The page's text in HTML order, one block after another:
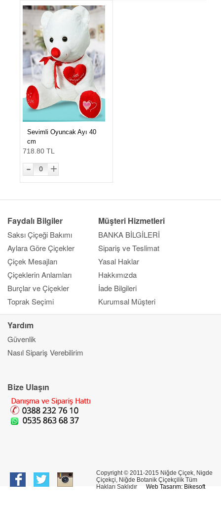
Sevimli Oyuncak Ayı 40
cm
718.80 TL
- 0 +
Faydalı Bilgiler
Saksı Çiçeği Bakımı
Aylara Göre Çiçekler
Çiçek Mesajları
Çiçeklerin Anlamları
Burçlar ve Çiçekler
Toprak Seçimi
Müşteri Hizmetleri
BANKA BİLGİLERİ
Sipariş ve Teslimat
Yasal Haklar
Hakkımızda
İade Bilgileri
Kurumsal Müşteri
Yardım
Güvenlik
Nasıl Sipariş Verebilirim
Bize Ulaşın
Copyright © 2011-2015 Niğde Çiçek, Nigde
Çiçekçi, Niğde Botanik Çiçekçilik Tüm
Hakları Saklıdır Web Tasarım: Bikesoft
Kapat
Ana Sayfa
Banka Bilgileri
Bilgi Merkezi
İletşim